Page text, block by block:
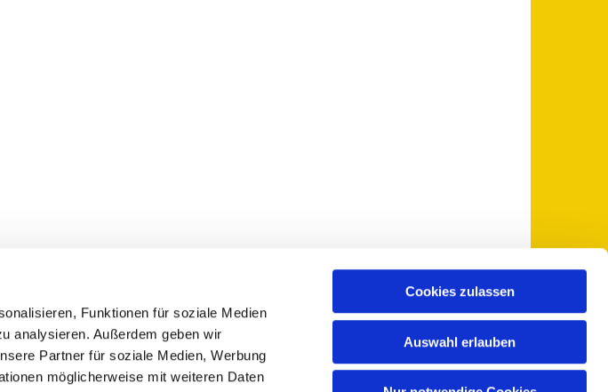
Funktionen für soziale Medien
analysieren. Außerdem geben wir
Partner für soziale Medien, Werbung
möglicherweise mit weiteren Daten
Cookies zulassen
Auswahl erlauben
15, 17489 Greifswald+49 3834 5735-0
pfarramt@sankt-otto.de
Impressum